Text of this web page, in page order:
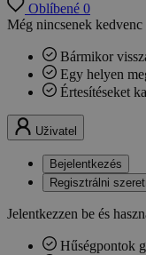
Oblíbené 0
Még nincsenek kedvenc
Bármikor
Egy helyen
Értesítéseket
Uživatel
Bejelentkezés
Regisztrálni
Jelentkezzen be és
Hűségpontok